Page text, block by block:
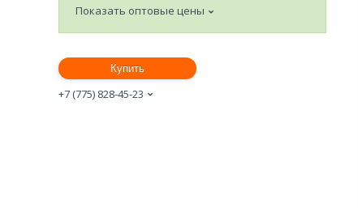
Показать оптовые цены
Купить
+7 (775) 828-45-23